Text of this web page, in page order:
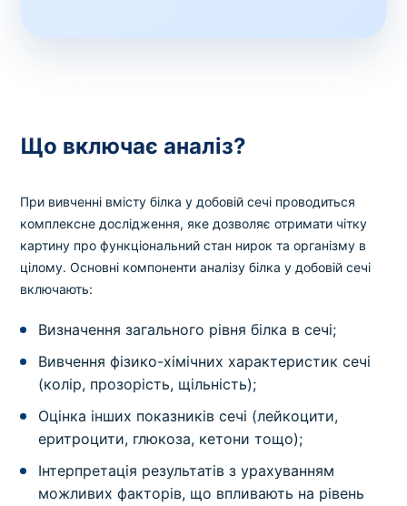
Що включає аналіз?
При вивченні вмісту білка у добовій сечі проводиться
комплексне дослідження, яке дозволяє отримати чітку
картину про функціональний стан нирок та організму в
цілому. Основні компоненти аналізу білка у добовій сечі
включають:
Визначення загального рівня білка в сечі;
Вивчення фізико-хімічних характеристик сечі
(колір, прозорість, щільність);
Оцінка інших показників сечі (лейкоцити,
еритроцити, глюкоза, кетони тощо);
Інтерпретація результатів з урахуванням
можливих факторів, що впливають на рівень